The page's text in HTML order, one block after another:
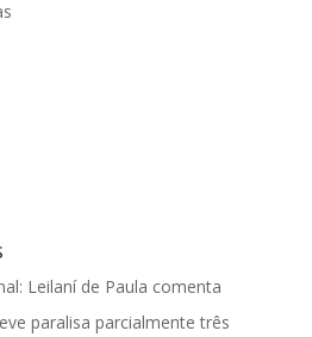
Leilaní de Paula comenta
paralisa parcialmente três